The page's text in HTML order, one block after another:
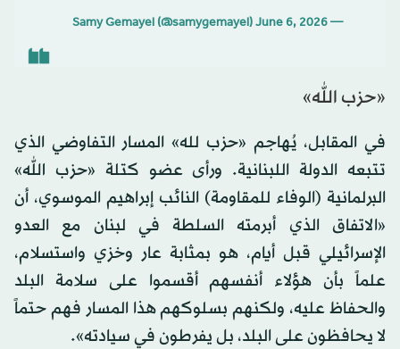
— Samy Gemayel (@samygemayel)
June 6, 2026
«حزب الله»
في المقابل، يُهاجم «حزب لله» المسار التفاوضي الذي
تتبعه الدولة اللبنانية. ورأى عضو كتلة «حزب الله»
البرلمانية (الوفاء للمقاومة) النائب إبراهيم الموسوي، أن
«الاتفاق الذي أبرمته السلطة في لبنان مع العدو
الإسرائيلي قبل أيام، هو بمثابة عار وخزي واستسلام،
علماً بأن هؤلاء أنفسهم أقسموا على سلامة البلد
والحفاظ عليه، ولكنهم بسلوكهم هذا المسار فهم حتماً
لا يحافظون على البلد، بل يفرطون في سيادته».